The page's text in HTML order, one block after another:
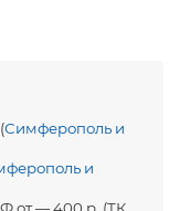
Симферополь и
и
от — 400 р. (ТК